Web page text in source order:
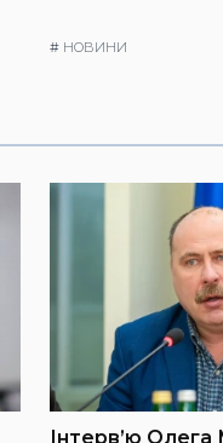
# НОВИНИ
Інтерв’ю Олега